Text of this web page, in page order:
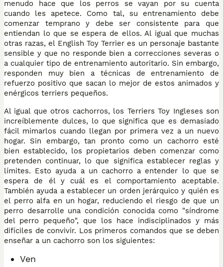
menudo hace que los perros se vayan por su cuenta
cuando les apetece. Como tal, su entrenamiento debe
comenzar temprano y debe ser consistente para que
entiendan lo que se espera de ellos. Al igual que muchas
otras razas, el English Toy Terrier es un personaje bastante
sensible y que no responde bien a correcciones severas o
a cualquier tipo de entrenamiento autoritario. Sin embargo,
responden muy bien a técnicas de entrenamiento de
refuerzo positivo que sacan lo mejor de estos animados y
enérgicos terriers pequeños.
Al igual que otros cachorros, los Terriers Toy Ingleses son
increíblemente dulces, lo que significa que es demasiado
fácil mimarlos cuando llegan por primera vez a un nuevo
hogar. Sin embargo, tan pronto como un cachorro esté
bien establecido, los propietarios deben comenzar como
pretenden continuar, lo que significa establecer reglas y
límites. Esto ayuda a un cachorro a entender lo que se
espera de él y cuál es el comportamiento aceptable.
También ayuda a establecer un orden jerárquico y quién es
el perro alfa en un hogar, reduciendo el riesgo de que un
perro desarrolle una condición conocida como "síndrome
del perro pequeño", que los hace indisciplinados y más
difíciles de convivir. Los primeros comandos que se deben
enseñar a un cachorro son los siguientes:
Ven